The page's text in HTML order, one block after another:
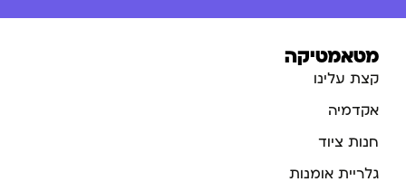
מטאמטיקה
קצת עלינו
אקדמיה
חנות ציוד
גלריית אומנות